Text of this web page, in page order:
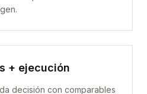
+ ejecución
decisión con comparables